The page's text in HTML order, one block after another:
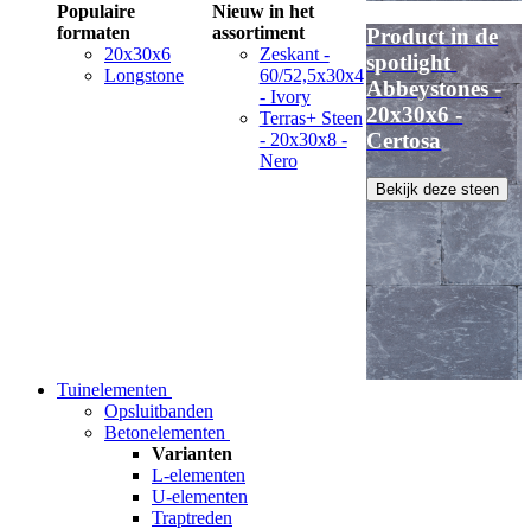
Populaire
formaten
20x30x6
Longstone
Nieuw in het
assortiment
Zeskant -
60/52,5x30x4
- Ivory
Terras+ Steen
- 20x30x8 -
Nero
Product in de
spotlight
Abbeystones -
20x30x6 -
Certosa
Bekijk deze steen
Tuinelementen
Opsluitbanden
Betonelementen
Varianten
L-elementen
U-elementen
Traptreden